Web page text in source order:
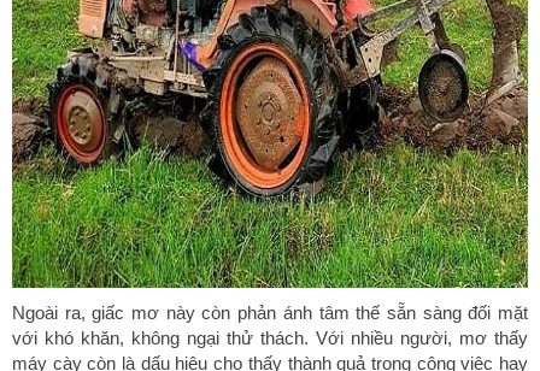
Ngoài ra, giấc mơ này còn phản ánh tâm thế sẵn sàng đối mặt
với khó khăn, không ngại thử thách. Với nhiều người, mơ thấy
máy cày còn là dấu hiệu cho thấy thành quả trong công việc hay